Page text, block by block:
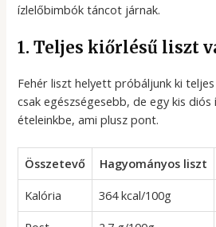
ízlelőbimbók táncot járnak.
1. Teljes kiőrlésű liszt
Fehér liszt helyett próbáljunk ki
csak egészségesebb, de egy kis diós
ételeinkbe, ami plusz pont.
Összetevő Hagyományos liszt
Kalória
364 kcal/100g